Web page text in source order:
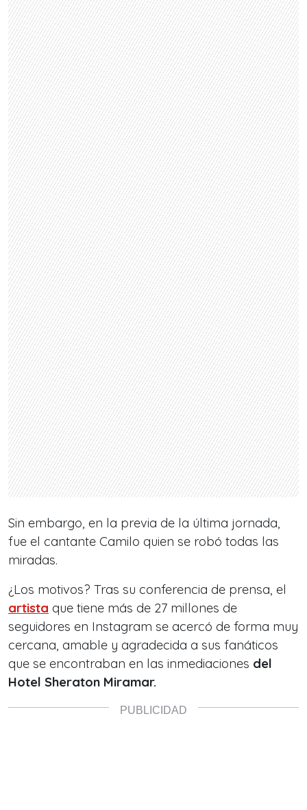
Sin embargo, en la previa de la última jornada,
fue el cantante Camilo quien se robó todas las
miradas.
¿Los motivos? Tras su conferencia de prensa, el
artista que tiene más de 27 millones de
seguidores en Instagram se acercó de forma muy
cercana, amable y agradecida a sus fanáticos
que se encontraban en las inmediaciones del
Hotel Sheraton Miramar.